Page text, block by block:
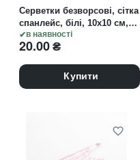
в наявності
Серветки безворсові, сітка
спанлейс, білі, 10х10 см,
50 шт
20.00₴
Купити